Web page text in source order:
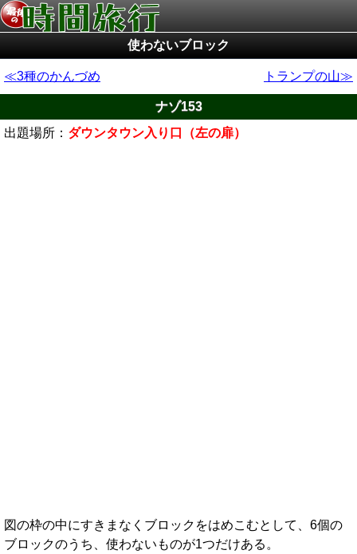
使わないブロック
3種のかんづめ トランプの山
ナゾ153
出題場所： ダウンタウン入り口（左の扉）
図の枠の中にすきまなくブロックをはめこむとして、6個の
ブロックのうち、使わないものが1つだけある。